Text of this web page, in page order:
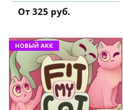
От 325 руб.
НОВЫЙ АКК